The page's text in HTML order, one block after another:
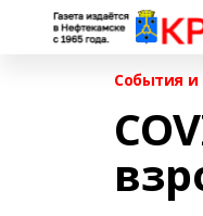
События